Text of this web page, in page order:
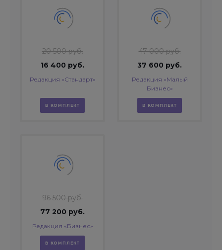
20 500 руб.
16 400 руб.
Редакция «Стандарт»
В КОМПЛЕКТ
47 000 руб.
37 600 руб.
Редакция «Малый
Бизнес»
В КОМПЛЕКТ
96 500 руб.
77 200 руб.
Редакция «Бизнес»
В КОМПЛЕКТ